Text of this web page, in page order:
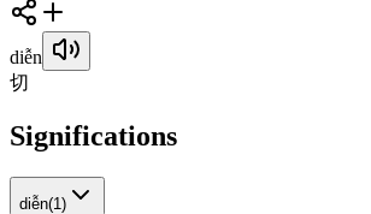
diễn
切
Significations
diễn(1 )